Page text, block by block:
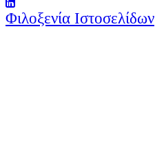
Φιλοξενία Ιστοσελίδων